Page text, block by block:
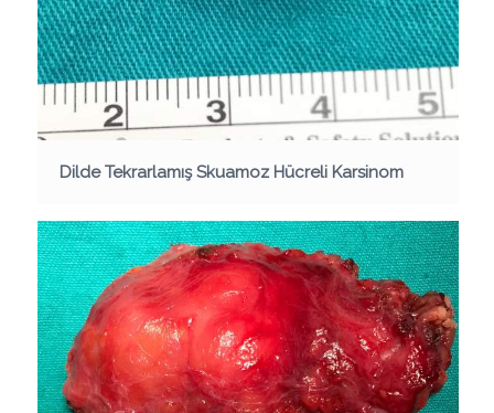
Dilde Tekrarlamış Skuamoz Hücreli Karsinom